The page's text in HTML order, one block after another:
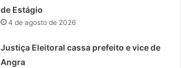
de Estágio
4 de agosto de 2026
Justiça Eleitoral cassa prefeito e vice de
Angra